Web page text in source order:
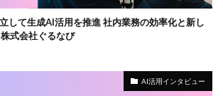
して生成AI活用を推進 社内業務の効率化と新し
式会社ぐるなび
AI活用インタビュー